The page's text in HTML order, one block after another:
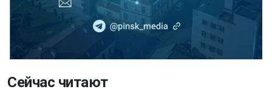
Сейчас читают